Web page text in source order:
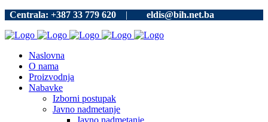
Centrala: +387 33 779 620 | eldis@bih.net.ba
Naslovna
O nama
Proizvodnja
Nabavke
Izborni postupak
Javno nadmetanje
Javno nadmetanje